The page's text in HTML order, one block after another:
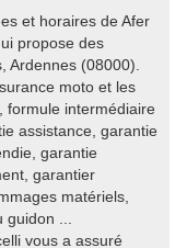
et horaires de Afer
propose des
Ardennes (08000).
moto et les
formule intermédiaire
assistance, garantie
garantie
garantier
matériels,
...
vous a assuré